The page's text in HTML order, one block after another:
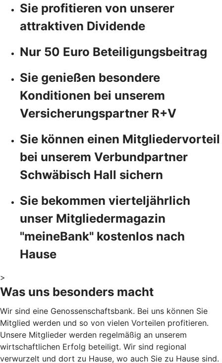
Sie profitieren von unserer
attraktiven Dividende
Nur 50 Euro Beteiligungsbeitrag
Sie genießen besondere
Konditionen bei unserem
Versicherungspartner R+V
Sie können einen Mitgliedervorteil
bei unserem Verbundpartner
Schwäbisch Hall sichern
Sie bekommen vierteljährlich
unser Mitgliedermagazin
"meineBank" kostenlos nach
Hause
>
Was uns besonders macht
Wir sind eine Genossenschaftsbank. Bei uns können Sie
Mitglied werden und so von vielen Vorteilen profitieren.
Unsere Mitglieder werden regelmäßig an unserem
wirtschaftlichen Erfolg beteiligt. Wir sind regional
verwurzelt und dort zu Hause, wo auch Sie zu Hause sind.